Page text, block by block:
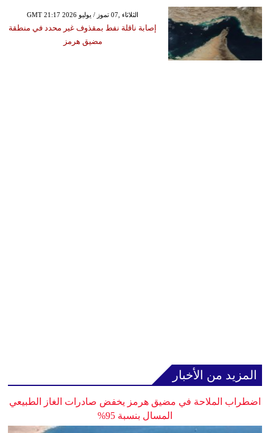
GMT 21:17 2026 الثلاثاء ,07 تموز / يوليو
إصابة ناقلة نفط بمقذوف غير محدد في منطقة
مضيق هرمز
المزيد من الأخبار
اضطراب الملاحة في مضيق هرمز يخفض صادرات الغاز الطبيعي
المسال بنسبة 95%